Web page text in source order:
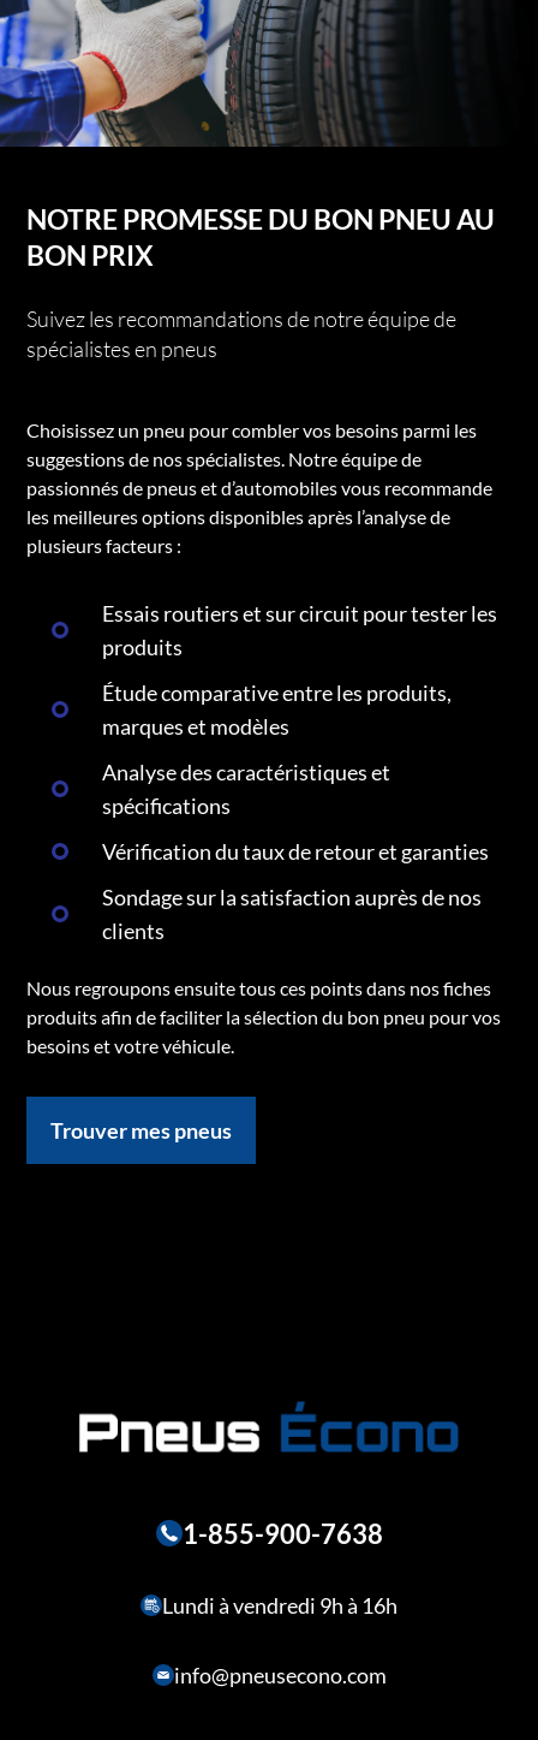
NOTRE PROMESSE DU BON PNEU AU
BON PRIX
Suivez les recommandations de notre équipe de
spécialistes en pneus
Choisissez un pneu pour combler vos besoins parmi les
suggestions de nos spécialistes. Notre équipe de
passionnés de pneus et d’automobiles vous recommande
les meilleures options disponibles après l’analyse de
plusieurs facteurs :
Essais routiers et sur circuit pour tester les
produits
Étude comparative entre les produits,
marques et modèles
Analyse des caractéristiques et
spécifications
Vérification du taux de retour et garanties
Sondage sur la satisfaction auprès de nos
clients
Nous regroupons ensuite tous ces points dans nos fiches
produits afin de faciliter la sélection du bon pneu pour vos
besoins et votre véhicule.
Trouver mes pneus
1-855-900-7638
Lundi à vendredi 9h à 16h
info@pneusecono.com